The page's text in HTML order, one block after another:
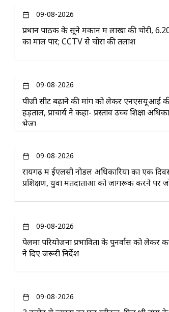
09-08-2026
प्रधान पाठक के सूने मकान में लाखों की चोरी,
का माल पार; CCTV से चोरों की तलाश
09-08-2026
पीजी सीट बढ़ाने की मांग को लेकर एनएसयूआई
हड़ताल, प्राचार्य ने कहा- प्रस्ताव उच्च शिक्षा
भेजा
09-08-2026
रायगढ़ में ईएलसी नोडल अधिकारियों का एक
प्रशिक्षण, युवा मतदाताओं को जागरूक करने पर
09-08-2026
पेलमा परियोजना प्रभावितों के पुनर्वास को लेकर
ने दिए जरूरी निर्देश
09-08-2026